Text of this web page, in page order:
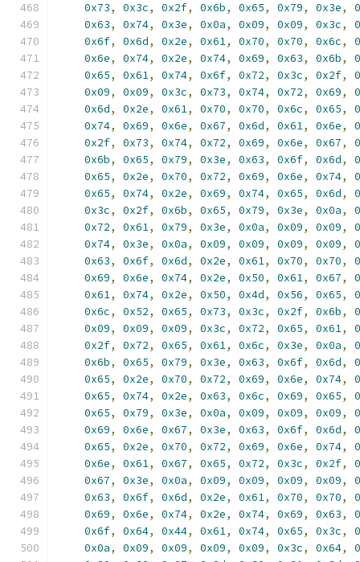
0x73, 0x3c, 0x2f, 0x6b, 0x65, 0x79, 0x3e,
0x63, 0x74, 0x3e, 0x0a, 0x09, 0x09, 0x3c,
0x6f, 0x6d, 0x2e, 0x61, 0x70, 0x70, 0x6c,
0x6e, 0x74, 0x2e, 0x74, 0x69, 0x63, 0x6b,
0x65, 0x61, 0x74, 0x6f, 0x72, 0x3c, 0x2f,
0x09, 0x09, 0x3c, 0x73, 0x74, 0x72, 0x69,
0x6d, 0x2e, 0x61, 0x70, 0x70, 0x6c, 0x65,
0x74, 0x69, 0x6e, 0x67, 0x6d, 0x61, 0x6e,
0x2f, 0x73, 0x74, 0x72, 0x69, 0x6e, 0x67,
0x6b, 0x65, 0x79, 0x3e, 0x63, 0x6f, 0x6d,
0x65, 0x2e, 0x70, 0x72, 0x69, 0x6e, 0x74,
0x65, 0x74, 0x2e, 0x69, 0x74, 0x65, 0x6d,
0x3c, 0x2f, 0x6b, 0x65, 0x79, 0x3e, 0x0a,
0x72, 0x61, 0x79, 0x3e, 0x0a, 0x09, 0x09,
0x74, 0x3e, 0x0a, 0x09, 0x09, 0x09, 0x09,
0x63, 0x6f, 0x6d, 0x2e, 0x61, 0x70, 0x70,
0x69, 0x6e, 0x74, 0x2e, 0x50, 0x61, 0x67,
0x61, 0x74, 0x2e, 0x50, 0x4d, 0x56, 0x65,
0x6c, 0x52, 0x65, 0x73, 0x3c, 0x2f, 0x6b,
0x09, 0x09, 0x09, 0x3c, 0x72, 0x65, 0x61,
0x2f, 0x72, 0x65, 0x61, 0x6c, 0x3e, 0x0a,
0x6b, 0x65, 0x79, 0x3e, 0x63, 0x6f, 0x6d,
0x65, 0x2e, 0x70, 0x72, 0x69, 0x6e, 0x74,
0x65, 0x74, 0x2e, 0x63, 0x6c, 0x69, 0x65,
0x65, 0x79, 0x3e, 0x0a, 0x09, 0x09, 0x09,
0x69, 0x6e, 0x67, 0x3e, 0x63, 0x6f, 0x6d,
0x65, 0x2e, 0x70, 0x72, 0x69, 0x6e, 0x74,
0x6e, 0x61, 0x67, 0x65, 0x72, 0x3c, 0x2f,
0x67, 0x3e, 0x0a, 0x09, 0x09, 0x09, 0x09,
0x63, 0x6f, 0x6d, 0x2e, 0x61, 0x70, 0x70,
0x69, 0x6e, 0x74, 0x2e, 0x74, 0x69, 0x63,
0x6f, 0x64, 0x44, 0x61, 0x74, 0x65, 0x3c,
0x0a, 0x09, 0x09, 0x09, 0x09, 0x3c, 0x64,